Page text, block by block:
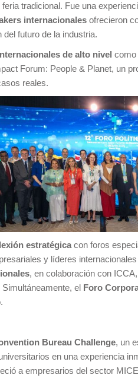
tradicional. Fue una
internacionales ofrecieron
futuro de la industria.
de alto nivel como
Forum: People & Planet, un
reales.
estratégica con foros
y líderes
, en colaboración con
el Foro
Bureau Challenge, un
en una experiencia
a empresarios del sector